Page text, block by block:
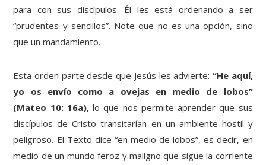
para con sus discípulos. Él les está ordenando a ser
“prudentes y sencillos”. Note que no es una opción, sino
que un mandamiento.
Esta orden parte desde que Jesús les advierte: “He aquí,
yo os envío como a ovejas en medio de lobos”
(Mateo 10: 16a),lo que nos permite aprender que sus
discípulos de Cristo transitarían en un ambiente hostil y
peligroso. El Texto dice “en medio de lobos”, es decir, en
medio de un mundo feroz y maligno que sigue la corriente